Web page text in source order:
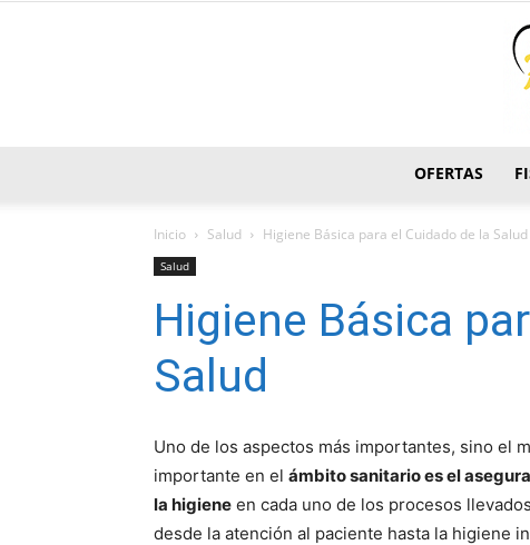
OFERTAS
Inicio Salud Higiene Básica para el Cuidado de la Salud
Salud
Higiene Básica
Salud
Uno de los aspectos más importantes, sino el
importante en el ámbito sanitario es el
la higiene en cada uno de los procesos
desde la atención al paciente hasta la higiene